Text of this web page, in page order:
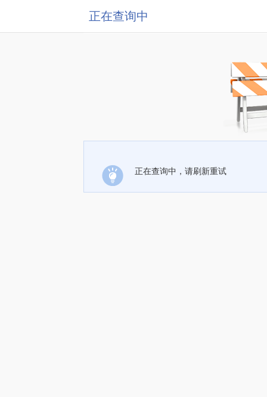
正在查询中
正在查询中，请刷新重试